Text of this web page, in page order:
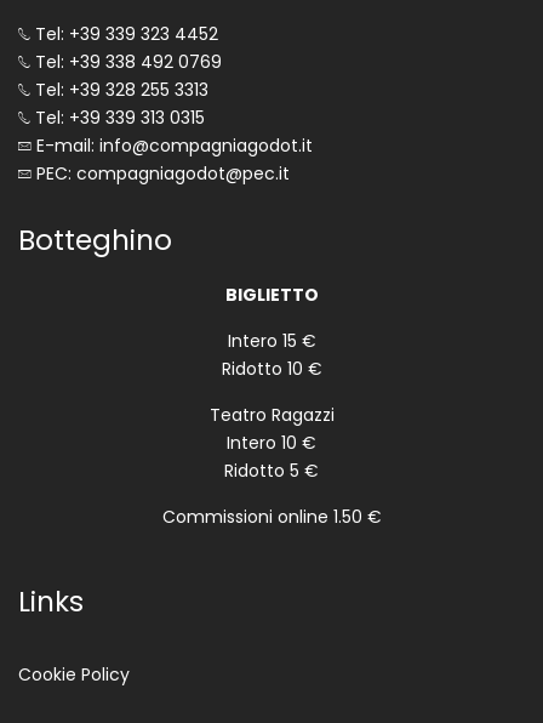
Tel: +39 339 323 4452
Tel: +39 338 492 0769
Tel: +39 328 255 3313
Tel: +39 339 313 0315
E-mail: info@compagniagodot.it
PEC: compagniagodot@pec.it
Botteghino
BIGLIETTO
Intero 15 €
Ridotto 10 €
Teatro Ragazzi
Intero 10 €
Ridotto 5 €
Commissioni online 1.50 €
Links
Cookie Policy